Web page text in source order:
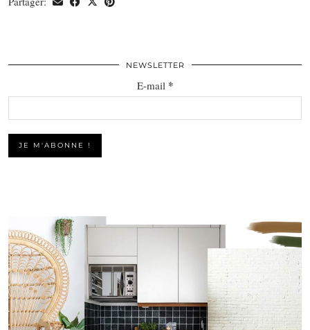
NEWSLETTER
E-mail *